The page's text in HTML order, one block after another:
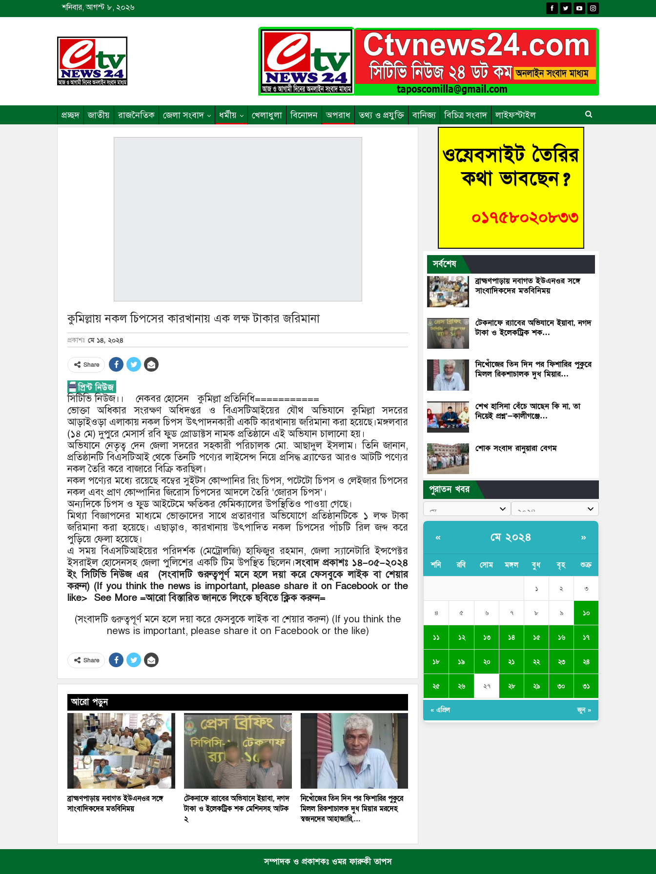
শনিবার, আগস্ট ৮, ২০২৬
প্রচ্ছদ জাতীয় রাজনৈতিক জেলা সংবাদ ধর্মীয় খেলাধুলা বিনোদন অপরাধ তথ্য ও প্রযুক্তি বানিজ্য বিচিত্র সংবাদ লাইফস্টাইল
কুমিল্লায় নকল চিপসের কারখানায় এক লক্ষ টাকার জরিমানা
প্রকাশঃ মে ১৪, ২০২৪
Share
সিটিভি নিউজ।। নেকবর হোসেন কুমিল্লা প্রতিনিধি===========
ভোক্তা অধিকার সংরক্ষণ অধিদপ্তর ও বিএসটিআইয়ের যৌথ অভিযানে কুমিল্লা সদরের
আড়াইওড়া এলাকায় নকল চিপস উৎপাদনকারী একটি কারখানায় জরিমানা করা হয়েছে।মঙ্গলবার
(১৪ মে) দুপুরে মেসার্স রবি ফুড প্রোডাক্টস নামক প্রতিষ্ঠানে এই অভিযান চালানো হয়।
অভিযানে নেতৃত্ব দেন জেলা সদরের সহকারী পরিচালক মো. আছাদুল ইসলাম। তিনি জানান,
প্রতিষ্ঠানটি বিএসটিআই থেকে তিনটি পণ্যের লাইসেন্স নিয়ে প্রসিদ্ধ ব্র্যান্ডের আরও আটটি পণ্যের
নকল তৈরি করে বাজারে বিক্রি করছিল।
নকল পণ্যের মধ্যে রয়েছে বম্বের সুইটস কোম্পানির রিং চিপস, পটেটো চিপস ও লেইজার চিপসের
নকল এবং প্রাণ কোম্পানির জিরোস চিপসের আদলে তৈরি ‘জোরস চিপস’।
অন্যদিকে চিপস ও ফুড আইটেমে ক্ষতিকর কেমিক্যালের উপস্থিতিও পাওয়া গেছে।
মিথ্যা বিজ্ঞাপনের মাধ্যমে ভোক্তাদের সাথে প্রতারণার অভিযোগে প্রতিষ্ঠানটিকে ১ লক্ষ টাকা
জরিমানা করা হয়েছে। এছাড়াও, কারখানায় উৎপাদিত নকল চিপসের পাঁচটি রিল জব্দ করে
পুড়িয়ে ফেলা হয়েছে।
এ সময় বিএসটিআইয়ের পরিদর্শক (মেট্রোলজি) হাফিজুর রহমান, জেলা স্যানেটারি ইন্সপেক্টর
ইসরাইল হোসেনসহ জেলা পুলিশের একটি টিম উপস্থিত ছিলেন।সংবাদ প্রকাশঃ ১৪–০৫–২০২৪
ইং সিটিভি নিউজ এর (সংবাদটি গুরুত্বপূর্ণ মনে হলে দয়া করে ফেসবুকে লাইক বা শেয়ার
করুন) (If you think the news is important, please share it on Facebook or the
like> See More =আরো বিস্তারিত জানতে লিংকে ছবিতে ক্লিক করুন=
(সংবাদটি গুরুত্বপূর্ণ মনে হলে দয়া করে ফেসবুকে লাইক বা শেয়ার করুন) (If you think the
news is important, please share it on Facebook or the like)
Share
আরো পড়ুন
ব্রাহ্মণপাড়ায় নবাগত ইউএনওর সঙ্গে
সাংবাদিকদের মতবিনিময়
টেকনাফে র‌্যাবের অভিযানে ইয়াবা, নগদ
টাকা ও ইলেকট্রিক শক মেশিনসহ আটক
২
নিখোঁজের তিন দিন পর ফিশারির পুকুরে
মিলল রিকশাচালক দুধ মিয়ার মরদেহ
স্বজনদের আহাজারি,…
সর্বশেষ
ব্রাহ্মণপাড়ায় নবাগত ইউএনওর সঙ্গে
সাংবাদিকদের মতবিনিময়
টেকনাফে র‌্যাবের অভিযানে ইয়াবা, নগদ
টাকা ও ইলেকট্রিক শক…
নিখোঁজের তিন দিন পর ফিশারির পুকুরে
মিলল রিকশাচালক দুধ মিয়ার…
শেখ হাসিনা বেঁচে আছেন কি না, তা
নিয়েই প্রশ্ন’—কালীগঞ্জে…
শোক সংবাদ রানুয়ারা বেগম
পুরাতন খবর
« মে ২০২৪ »
শনি রবি সোম মঙ্গল বুধ বৃহ শুক্র
১ ২ ৩
৪ ৫ ৬ ৭ ৮ ৯ ১০
১১ ১২ ১৩ ১৪ ১৫ ১৬ ১৭
১৮ ১৯ ২০ ২১ ২২ ২৩ ২৪
২৫ ২৬ ২৭ ২৮ ২৯ ৩০ ৩১
« এপ্রিল জুন »
সম্পাদক ও প্রকাশকঃ ওমর ফারুকী তাপস